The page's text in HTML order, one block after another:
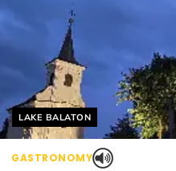
Helyszín címkék:
LAKE BALATON
GASTRONOMY